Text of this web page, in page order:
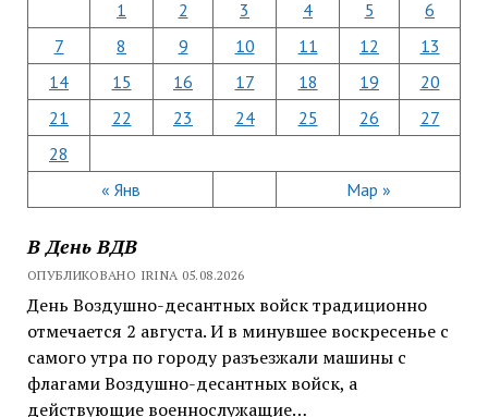
« Янв Мар »
1 2 3 4 5
6
7
8 9 10 11 12
13
14
15 16 17 18 19
20
21
22 23 24 25 26
27
28
В День ВДВ
ОПУБЛИКОВАНО IRINA 05.08.2026
День Воздушно-десантных войск традиционно
отмечается 2 августа. И в минувшее воскресенье с
самого утра по городу разъезжали машины с
флагами Воздушно-десантных войск, а
действующие военнослужащие…